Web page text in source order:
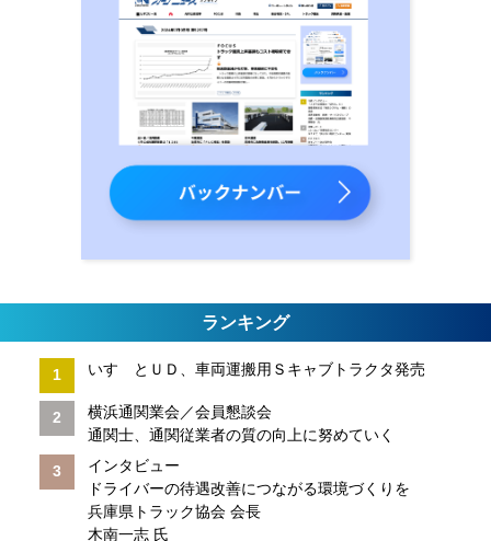
ランキング
いすゞとＵＤ、車両運搬用Ｓキャブトラクタ発売
横浜通関業会／会員懇談会
通関士、通関従業者の質の向上に努めていく
インタビュー
ドライバーの待遇改善につながる環境づくりを
兵庫県トラック協会 会長
木南一志 氏